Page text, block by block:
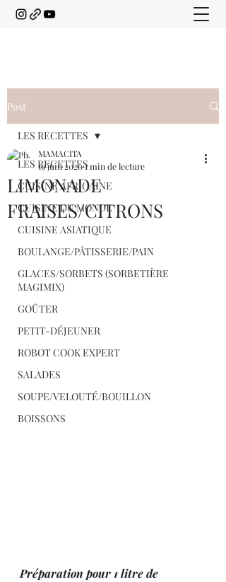
Post
LES RECETTES
CUISINE AFRICAINE
CUISINE DU MONDE
CUISINE ASIATIQUE
BOULANGE/PÂTISSERIE/PAIN
GLACES/SORBETS (SORBETIÈRE
MAGIMIX)
GOÛTER
PETIT-DÉJEUNER
ROBOT COOK EXPERT
SALADES
SOUPE/VELOUTÉ/BOUILLON
BOISSONS
LES RECETTES
LIMONADE
FRAISES/CITRONS
MAMACITA
19 juin 20201 min de lecture
Préparation pour 1 litre de